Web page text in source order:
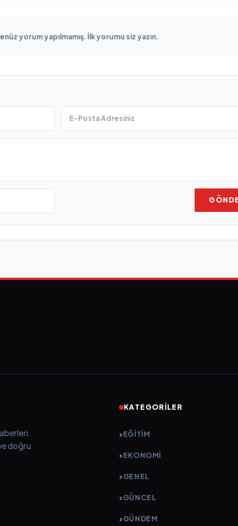
yorum yapılmamış. İlk yorumu siz yazın.
doğru
KATEGORILER
EĞITIM
EKONOMI
GENEL
GÜNCEL
GÜNDEM